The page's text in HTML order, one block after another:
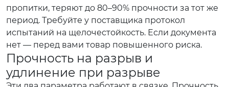
пропитки, теряют до 80–90% прочности за тот же
период. Требуйте у поставщика протокол
испытаний на щелочестойкость. Если документа
нет — перед вами товар повышенного риска.
Прочность на разрыв и
удлинение при разрыве